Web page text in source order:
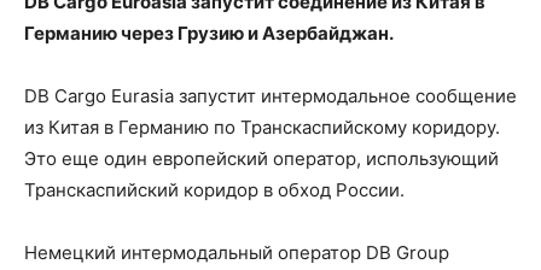
Германию через Грузию и Азербайджан.
DB Cargo Eurasia запустит интермодальное сообщение
из Китая в Германию по Транскаспийскому коридору.
Это еще один европейский оператор, использующий
Транскаспийский коридор в обход России.
Немецкий интермодальный оператор DB Group